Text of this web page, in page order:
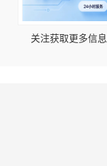
关注获取更多信息